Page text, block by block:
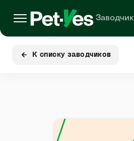
К списку заводчиков